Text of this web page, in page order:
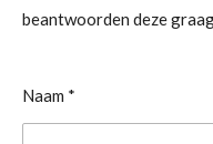
beantwoorden deze
Naam *